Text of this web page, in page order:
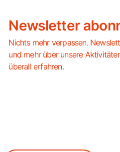
Newsletter
Nichts mehr verpassen.
und mehr über unsere
überall erfahren.